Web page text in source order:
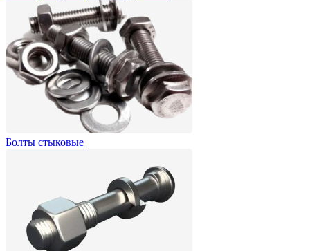
Болты стыковые